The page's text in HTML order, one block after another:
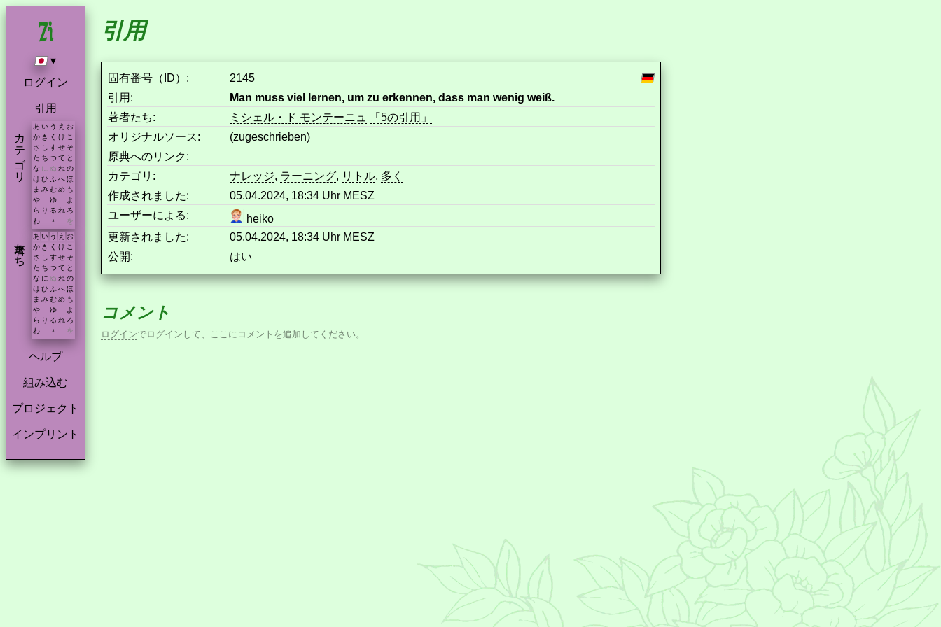
▾
ログイン
引用
カテゴリ あ い う え お
か き く け こ
さ し す せ そ
た ち つ て と
な に ぬ ね の
は ひ ふ へ ほ
ま み む め も
や
ゆ
よ
ら り る れ ろ
わ
* を
著者たち あ い う え お
か き く け こ
さ
し す せ そ
た ち つ て と
な に ぬ ね の
は ひ ふ へ ほ
ま み む め も
や
ゆ
よ
ら り る れ ろ
わ
* を
ヘルプ
組み込む
プロジェクト
インプリント
引用
固有番号（ID）:
2145
引用:
Man muss viel lernen, um zu erkennen, dass man wenig weiß.
著者たち:
ミシェル・ド モンテーニュ
「5の引用」
オリジナルソース:
(zugeschrieben)
原典へのリンク:
カテゴリ:
ナレッジ, ラーニング, リトル, 多く
作成されました:
05.04.2024, 18:34 Uhr MESZ
ユーザーによる:
heiko
更新されました:
05.04.2024, 18:34 Uhr MESZ
公開:
はい
コメント
ログインでログインして、ここにコメントを追加してください。